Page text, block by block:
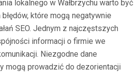
lokalnego w Wałbrzychu warto być
które mogą negatywnie
SEO. Jednym z najczęstszych
informacji o firmie we
Niezgodne dane
mogą prowadzić do dezorientacji